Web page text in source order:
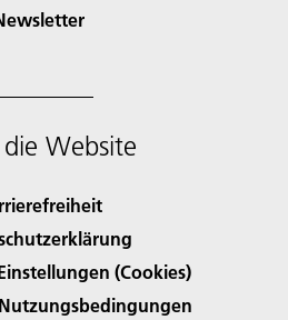
Website
(Cookies)